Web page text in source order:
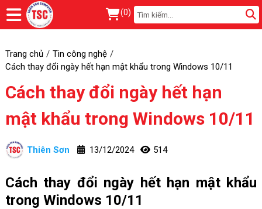
(0)
Trang chủ
Tin công nghệ
Cách thay đổi ngày hết hạn mật khẩu trong Windows 10/11
Cách thay đổi ngày hết hạn
mật khẩu trong Windows 10/11
Thiên Sơn 13/12/2024 514
Cách thay đổi ngày hết hạn mật khẩu
trong Windows 10/11